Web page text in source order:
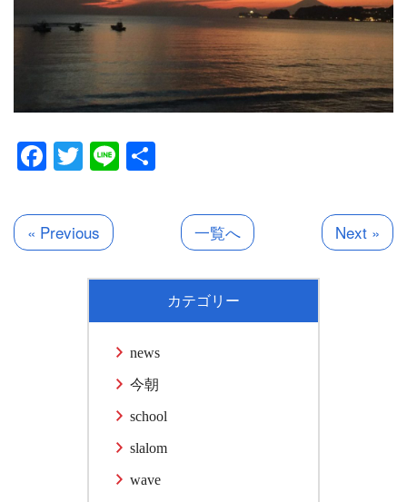
Facebook
Twitter
Line
« Previous 一覧へ Next »
カテゴリー
news
今朝
school
slalom
wave